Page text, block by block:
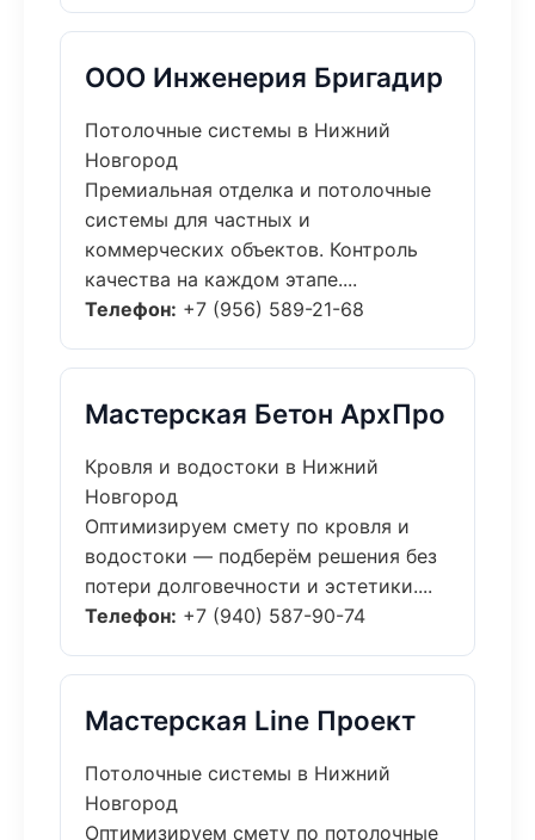
ООО Инженерия Бригадир
Потолочные системы в Нижний
Новгород
Премиальная отделка и потолочные
системы для частных и
коммерческих объектов. Контроль
качества на каждом этапе....
Телефон: +7 (956) 589-21-68
Мастерская Бетон АрхПро
Кровля и водостоки в Нижний
Новгород
Оптимизируем смету по кровля и
водостоки — подберём решения без
потери долговечности и эстетики....
Телефон: +7 (940) 587-90-74
Мастерская Line Проект
Потолочные системы в Нижний
Новгород
Оптимизируем смету по потолочные